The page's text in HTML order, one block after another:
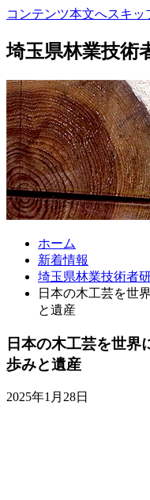
コンテンツ本文へスキッ
埼玉県林業技術
ホーム
新着情報
埼玉県林業技術者
日本の木工芸を世
と遺産
日本の木工芸を世界
歩みと遺産
2025年1月28日